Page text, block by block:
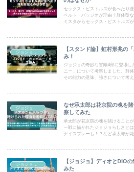
セックス・ピストルズが食べたり
ベルト・バッジオが理由？群体型
ミスタからセックス・ピストルズ
【スタンド論】虹村形兆の
み！
ジョジョの奇妙な冒険4部に登場
ニー」について考察しました。群
その能力の意味、強さについて考
ジョジョコラム
なぜ承太郎は花京院の魂を
察してみた
承太郎が花京院の魂を賭けること
ー戦に描かれたジョジョらしさと
ナイスプレーも！？など承太郎が
【ジョジョ】ディオとDIO
みた